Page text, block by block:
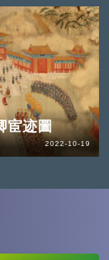
宦迹圖
2022-10-19